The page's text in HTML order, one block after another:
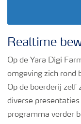
Webinars
Realtime
Op de Yara Digi
omgeving zich rond
Op de boerderij zelf
diverse
programma verder